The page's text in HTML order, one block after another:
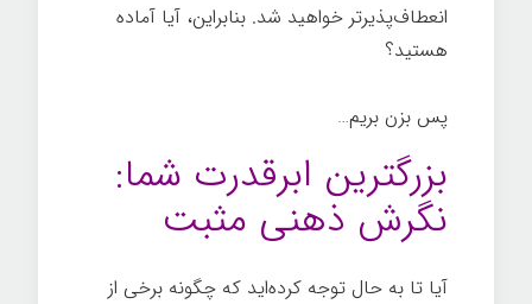
انعطاف‌پذیرتر خواهید شد. بنابراین، آیا آماده
هستید؟
پس بزن بریم…
بزرگترین ابرقدرت شما:
نگرش ذهنی مثبت
آیا تا به حال توجه کرده‌اید که چگونه برخی از